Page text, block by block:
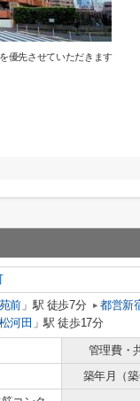
優先させていただきます
前 」駅 徒歩7分 都営新
河田 」駅 徒歩17分
管理費・
築年月（築